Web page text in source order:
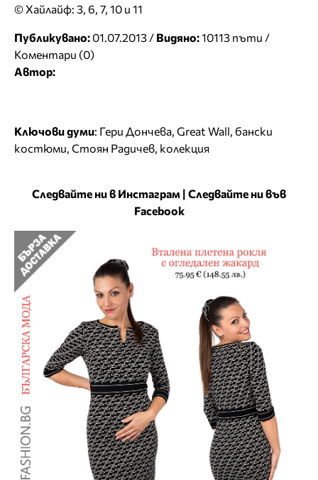
© Хайлайф: 3, 6, 7, 10 и 11
Публикувано: 01.07.2013 / Видяно:10113 пъти /
Коментари (0)
Автор:
Ключови думи: Гери Дончева, Great Wall, бански
костюми, Стоян Радичев, колекция
Следвайте ни в Инстаграм | Следвайте ни във
Facebook